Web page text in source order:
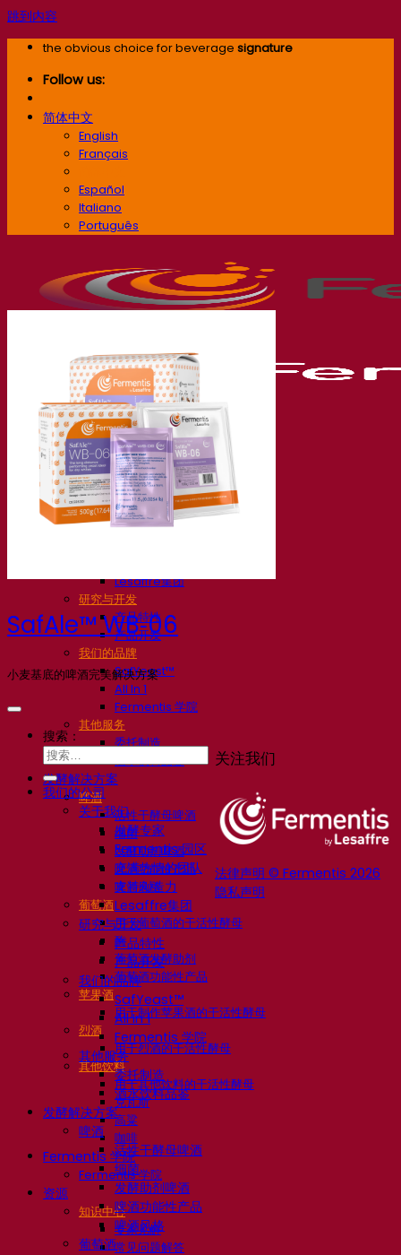
跳到内容
the obvious choice for beverage signature
Follow us:
简体中文
English
Français
Español
Italiano
Português
我们的公司
关于我们
发酵专家
Fermentis 园区
Lesaffre集团
研究与开发
产品特性
产品开发
我们的品牌
SafYeast™
All In 1
Fermentis 学院
其他服务
委托制造
酒水饮料品鉴
发酵解决方案
啤酒
活性干酵母啤酒
细菌
发酵助剂啤酒
啤酒功能性产品
啤酒风格
葡萄酒
用于葡萄酒的干活性酵母
酶
葡萄酒发酵助剂
葡萄酒功能性产品
苹果酒
用于制作苹果酒的干活性酵母
烈酒
用于烈酒的干活性酵母
其他饮料
用于其他饮料的干活性酵母
克瓦斯
高粱
咖啡
Fermentis 学院
Fermentis 学院
资源
知识中心
专家见解
常见问题解答
SafAle™ WB‑06
小麦基底的啤酒完美解决方案
关注我们
法律声明 © Fermentis 2026
隐私声明
搜索：
我们的公司
关于我们
发酵专家
Fermentis 园区
充满热情的团队
支持创造力
Lesaffre集团
研究与开发
产品特性
产品开发
我们的品牌
SafYeast™
All In 1
Fermentis 学院
其他服务
委托制造
酒水饮料品鉴
发酵解决方案
啤酒
活性干酵母啤酒
细菌
发酵助剂啤酒
啤酒功能性产品
啤酒风格
葡萄酒